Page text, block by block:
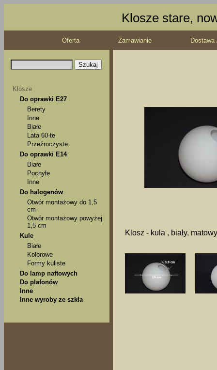
Klosze stare,
Oferta Zamawianie
Klosze
Do oprawki E27
Berety
Inne
Białe
Lata 60-te
Przeźroczyste
Do oprawki E14
Białe
Pochyłe
Inne
Do halogenów
Otwór montażowy do 1,5
cm
Otwór montażowy powyżej
1,5 cm
Kule
Białe
Kolorowe
Formy kuliste
Do lamp naftowych
Do plafonów
Inne
Inne wyroby ze szkła
Klosz - kula , biały,